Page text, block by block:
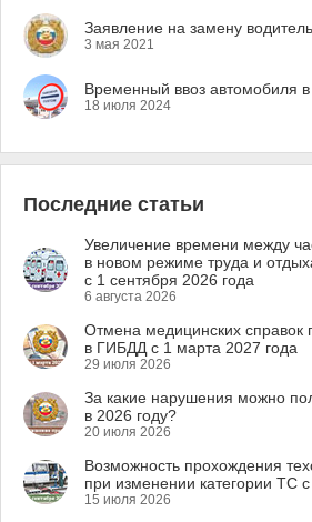
Заявление на замену
3 мая 2021
Временный ввоз автомобиля
18 июля 2024
Последние статьи
Увеличение времени между
в новом режиме труда и
с 1 сентября 2026 года
6 августа 2026
Отмена медицинских справок
в ГИБДД с 1 марта 2027 года
29 июля 2026
За какие нарушения можно
в 2026 году?
20 июля 2026
Возможность прохождения
при изменении категории ТС
15 июля 2026